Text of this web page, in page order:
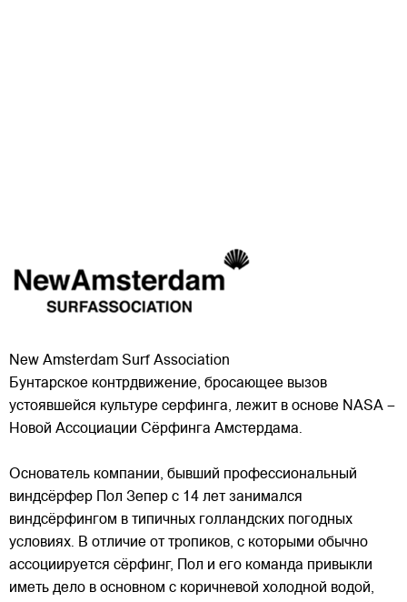
New Amsterdam Surf Association
Бунтарское контрдвижение, бросающее вызов
устоявшейся культуре серфинга, лежит в основе NASA –
Новой Ассоциации Сёрфинга Амстердама.
Основатель компании, бывший профессиональный
виндсёрфер Пол Зепер с 14 лет занимался
виндсёрфингом в типичных голландских погодных
условиях. В отличие от тропиков, с которыми обычно
ассоциируется сёрфинг, Пол и его команда привыкли
иметь дело в основном с коричневой холодной водой,